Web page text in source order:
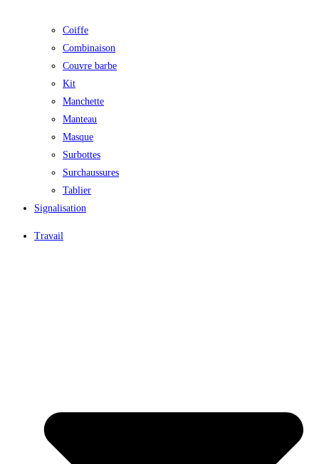
Coiffe
Combinaison
Couvre barbe
Kit
Manchette
Manteau
Masque
Surbottes
Surchaussures
Tablier
Signalisation
Travail